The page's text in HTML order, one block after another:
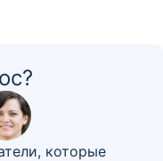
которые